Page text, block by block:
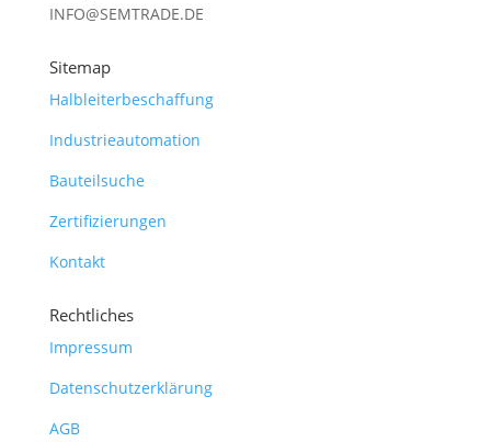
INFO@SEMTRADE.DE
Sitemap
Halbleiterbeschaffung
Industrieautomation
Bauteilsuche
Zertifizierungen
Kontakt
Rechtliches
Impressum
Datenschutzerklärung
AGB